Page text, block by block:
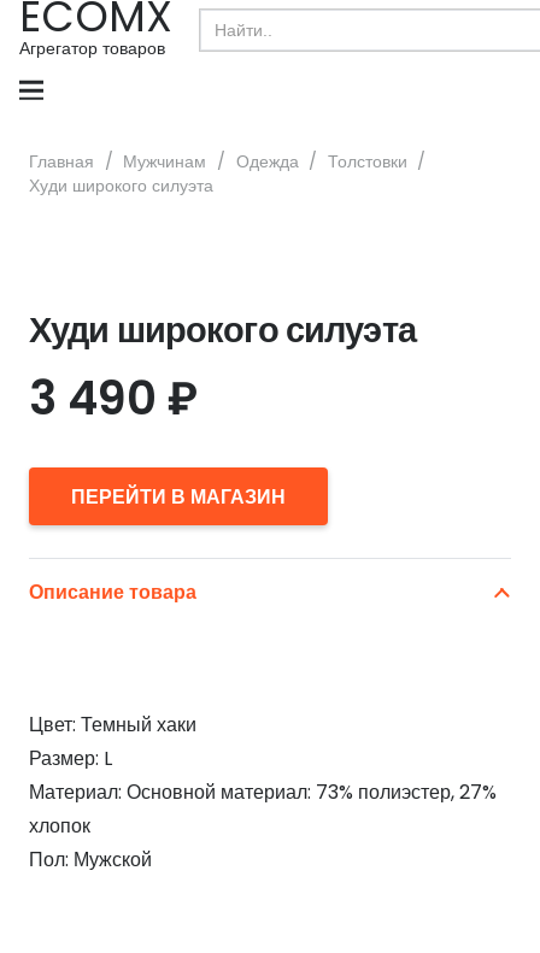
ECOMX
Агрегатор товаров
Search
for:
Главная / Мужчинам / Одежда / Толстовки /
Худи широкого силуэта
Худи широкого силуэта
3 490 ₽
ПЕРЕЙТИ В МАГАЗИН
Описание товара
Цвет: Темный хаки
Размер: L
Материал: Основной материал: 73% полиэстер, 27%
хлопок
Пол: Мужской